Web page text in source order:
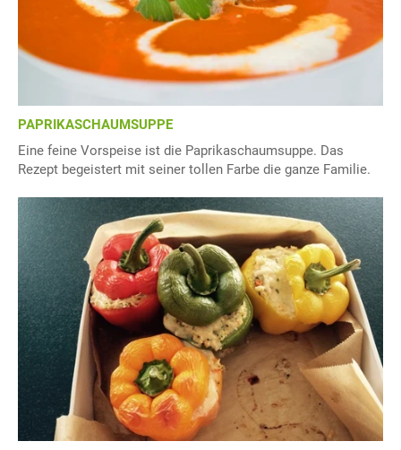
PAPRIKASCHAUMSUPPE
Eine feine Vorspeise ist die Paprikaschaumsuppe. Das
Rezept begeistert mit seiner tollen Farbe die ganze Familie.